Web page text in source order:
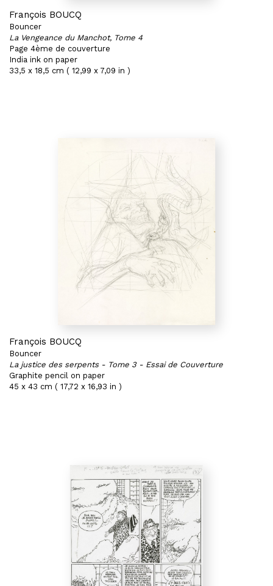
François BOUCQ
Bouncer
La Vengeance du Manchot, Tome 4
Page 4ème de couverture
India ink on paper
33,5 x 18,5 cm ( 12,99 x 7,09 in )
François BOUCQ
Bouncer
La justice des serpents - Tome 3 - Essai de Couverture
Graphite pencil on paper
45 x 43 cm ( 17,72 x 16,93 in )